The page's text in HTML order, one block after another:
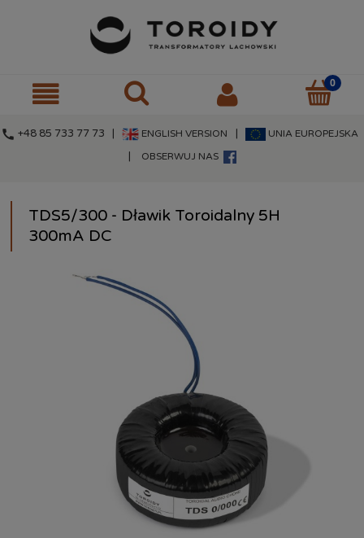
call +48 85 733 77 73 | ENGLISH VERSION UNIA EUROPEJSKA
OBSERWUJ NAS
TDS5/300 - Dławik Toroidalny 5H
300mA DC